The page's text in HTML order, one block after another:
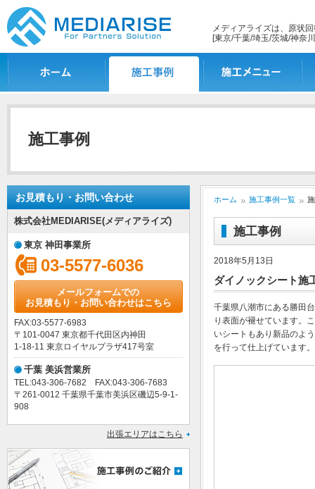
メディアライズは、原状
[東京/千葉/埼玉/茨城/神奈
施工事例
お見積もり・お問い合わせ
株式会社MEDIARISE(メディアライズ)
東京 神田事業所
03-5577-6036
メールフォームでの
お見積もり・お問い合わせはこちら
FAX:03-5577-6983
〒101-0047 東京都千代田区内神田
1-18-11 東京ロイヤルプラザ417号室
千葉 美浜営業所
TEL:043-306-7682 FAX:043-306-7683
〒261-0012 千葉県千葉市美浜区磯辺5-9-1-
908
出張エリアはこちら
ホーム 施工事例一覧
施工事例
2018年5月13日
ダイノックシート施
千葉県八潮市にある勝田
り表面が褪せています。
いシートもあり新品のよ
を行って仕上げています